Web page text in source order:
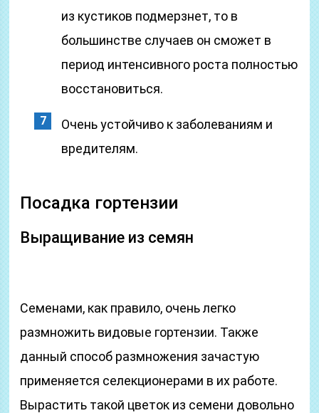
из кустиков подмерзнет, то в
большинстве случаев он сможет в
период интенсивного роста полностью
восстановиться.
Очень устойчиво к заболеваниям и
вредителям.
Посадка гортензии
Выращивание из семян
Семенами, как правило, очень легко
размножить видовые гортензии. Также
данный способ размножения зачастую
применяется селекционерами в их работе.
Вырастить такой цветок из семени довольно